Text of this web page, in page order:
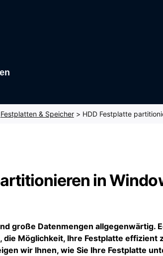
Festplatten & Speicher HDD Festplatte
in
große Datenmengen allgegenwärtig.
Möglichkeit, Ihre Festplatte effizient
wir Ihnen, wie Sie Ihre Festplatte